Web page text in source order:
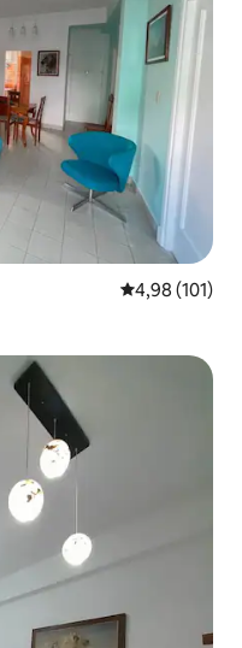
4,98 de uma
4,98 (101)